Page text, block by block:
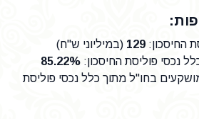
החיסכון:
129 (במיליוני ש"ח)
נכסי פוליסת החיסכון:
85.22%
בחו"ל מתוך כלל נכסי פוליסת